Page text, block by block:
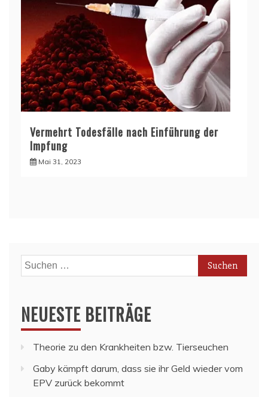
Vermehrt Todesfälle nach Einführung der
Impfung
Mai 31, 2023
Suchen
nach:
NEUESTE BEITRÄGE
Theorie zu den Krankheiten bzw. Tierseuchen
Gaby kämpft darum, dass sie ihr Geld wieder vom
EPV zurück bekommt